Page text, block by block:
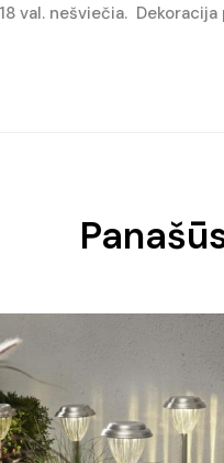
val. nešviečia.